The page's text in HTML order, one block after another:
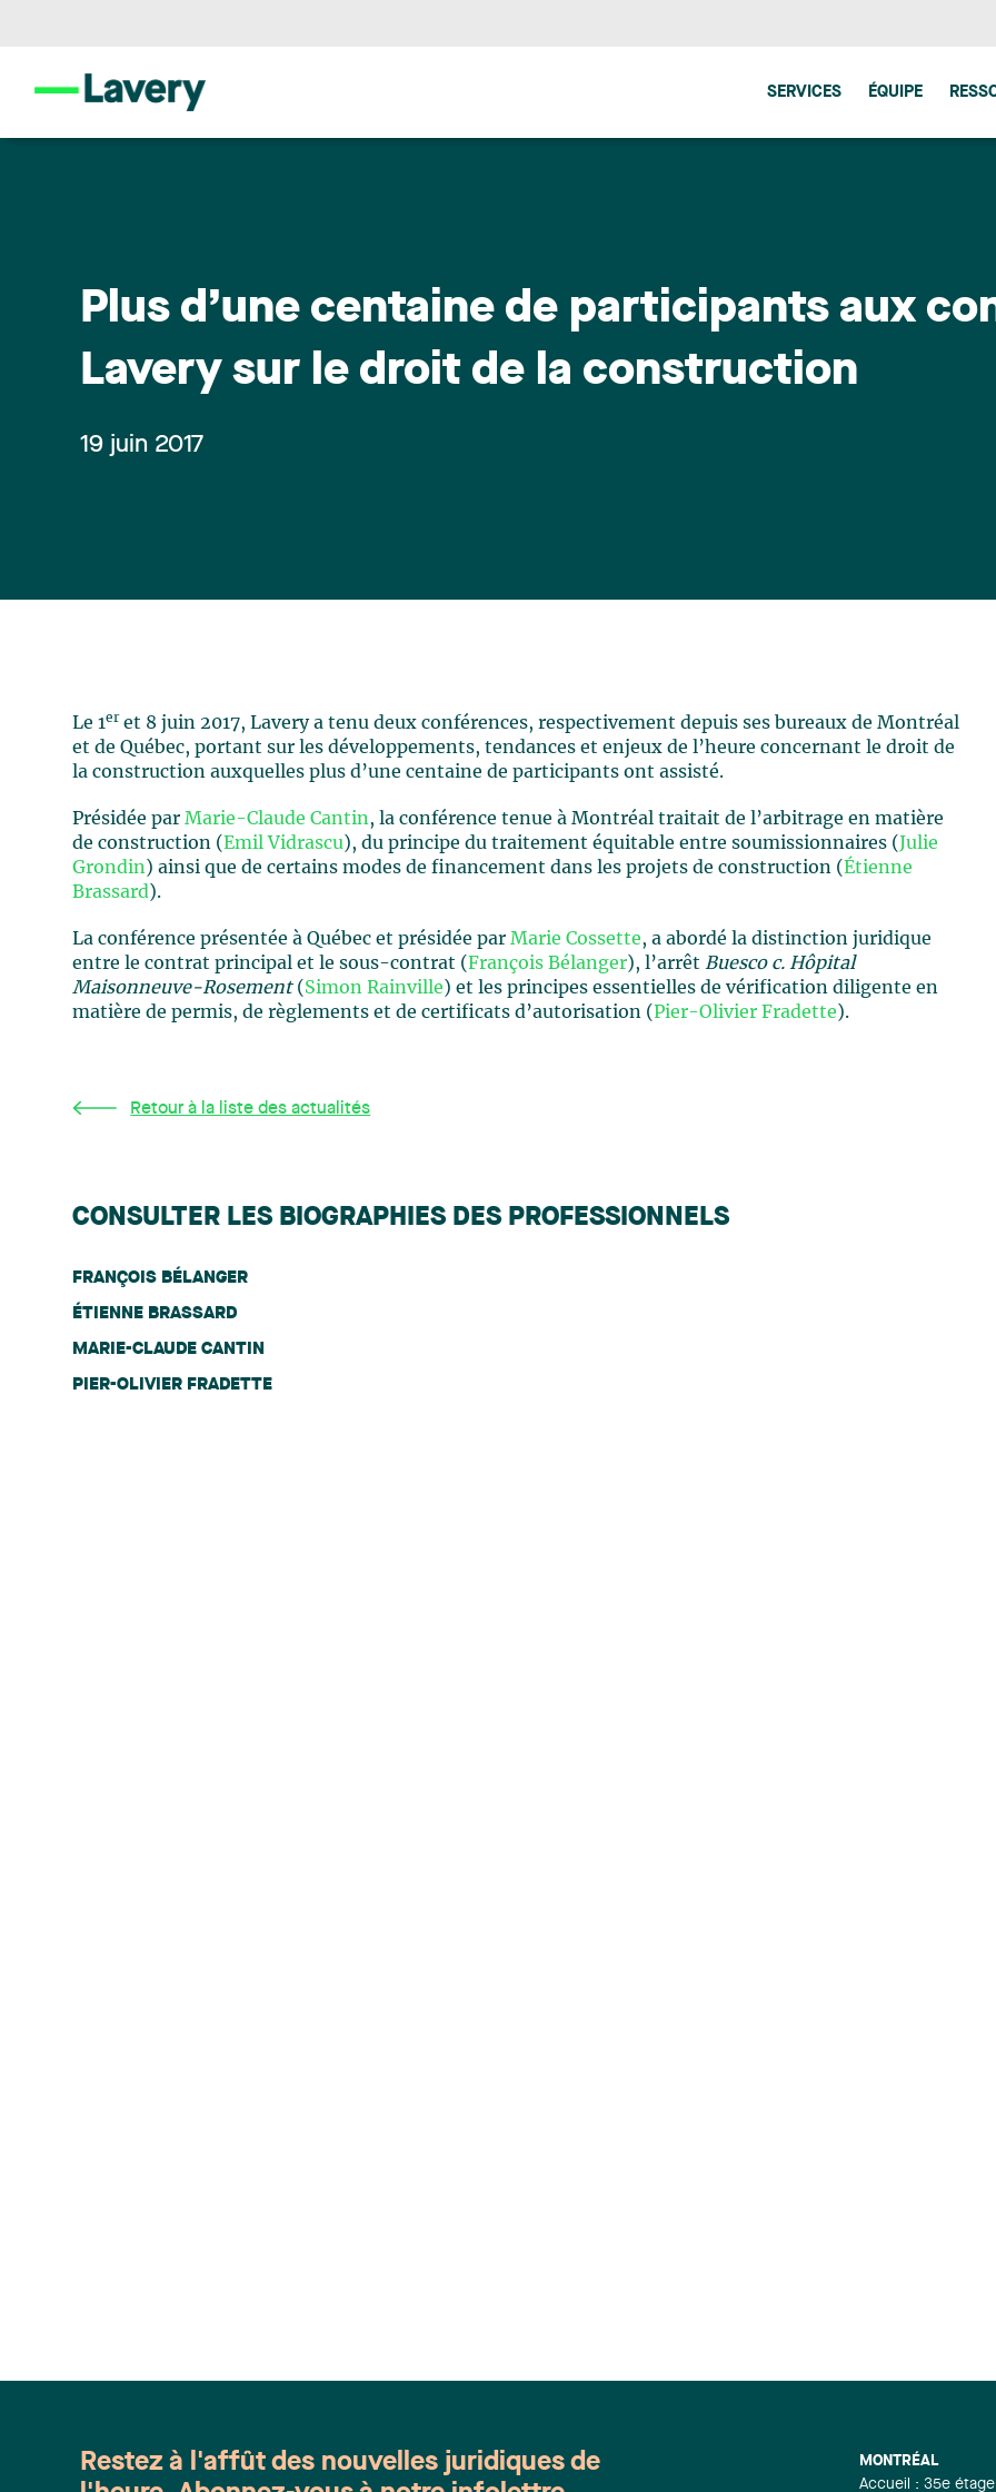
SERVICES ÉQUIPE
Plus d’une centaine de participants aux
Lavery sur le droit de la construction
19 juin 2017
Le 1er et 8 juin 2017, Lavery a tenu deux conférences, respectivement depuis ses bureaux de Montréal
et de Québec, portant sur les développements, tendances et enjeux de l’heure concernant le droit de
la construction auxquelles plus d’une centaine de participants ont assisté.
Présidée par Marie-Claude Cantin, la conférence tenue à Montréal traitait de l’arbitrage en matière
de construction ( Emil Vidrascu), du principe du traitement équitable entre soumissionnaires ( Julie
Grondin ) ainsi que de certains modes de financement dans les projets de construction ( Étienne
Brassard ).
La conférence présentée à Québec et présidée par Marie Cossette, a abordé la distinction juridique
entre le contrat principal et le sous-contrat ( François Bélanger), l’arrêt Buesco c. Hôpital
Maisonneuve-Rosement( Simon Rainville) et les principes essentielles de vérification diligente en
matière de permis, de règlements et de certificats d’autorisation ( Pier-Olivier Fradette).
Retour à la liste des actualités
CONSULTER LES BIOGRAPHIES DES PROFESSIONNELS
FRANÇOIS BÉLANGER
ÉTIENNE BRASSARD
MARIE-CLAUDE CANTIN
PIER-OLIVIER FRADETTE
MONTRÉAL
Accueil : 35e étage
Restez à l'affût des nouvelles juridiques de